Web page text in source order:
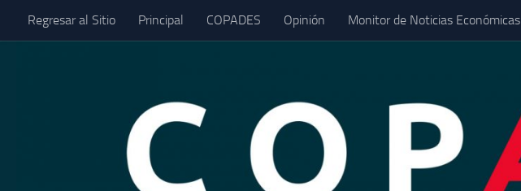
Saltar al contenido
Regresar al Sitio Principal COPADES Opinión Monitor de Noticias Económicas